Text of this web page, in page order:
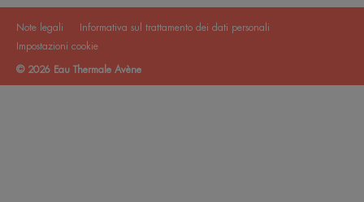
Note legali
Informativa sul trattamento dei dati personali
Impostazioni cookie
© 2026 Eau Thermale Avène